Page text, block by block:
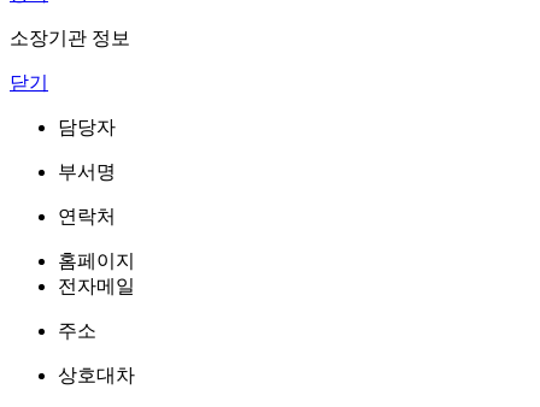
소장기관 정보
닫기
담당자
부서명
연락처
홈페이지
전자메일
주소
상호대차